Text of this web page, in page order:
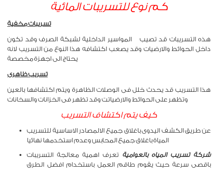
كم نوع للتسريبات المائية
تسريبات مخفية
هذه التسريبات قد تصيب المواسير الداخلية لشبكة الصرف وقد تكون
داخل الحوائط والارضيات وقد يصعب اكتشافه هذا النوع من التسريب لانه
يحتاج الى اجهزة مخصصة
تسريب ظاهرى
هذا التسريب قد يحدث خلل فى الوصلات الظاهرة ويتم اكتشافها بالعين
وتظهر على الحوائط والارضياتت وقد تظهر فى الخزانات والسخانات
كيف يتم اكتشاف التسريب
عن طريق الكشف اليدوى باغلاق جميع الالمصادر الاساسية للتسريب
المياة باغلاق جميع المحابس وعدم استخدمها نهائيا
شركة تسريب المياه بالعوامية تعرف اهمية معالجة التسريبات
باقصى سرعة حيث يقوم طاقم العمل باستخدام افضل الطرق